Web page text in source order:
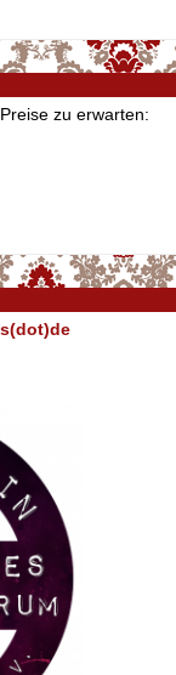
zu erwarten: